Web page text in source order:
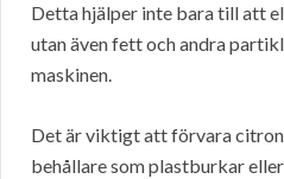
Detta hjälper inte bara till att
utan även fett och andra
maskinen.
Det är viktigt att förvara
behållare som plastburkar